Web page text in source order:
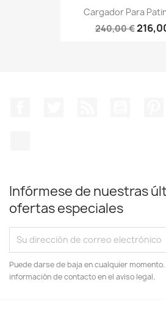
Cargador Para
240,00 €
Infórmese de nuestras
ofertas especiales
Puede darse de baja en cualquier
información de contacto en el aviso legal.